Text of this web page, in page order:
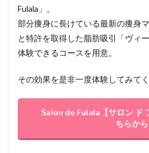
Fulala」。
部分痩身に長けている最新の痩身
と特許を取得した脂肪吸引「ヴィ
体験できるコースを用意。
その効果を是非一度体験してみてく
Salon de Fulala【サロン ド
ちらから